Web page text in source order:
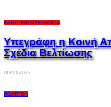
ΚΕΝΤΡΙΚΉ ΜΑΚΕΔΟΝΊΑ
Υπεγράφη η Κοινή
Σχέδια Βελτίωσης
08/08/2026
ΠΟΛΙΤΙΚΉ